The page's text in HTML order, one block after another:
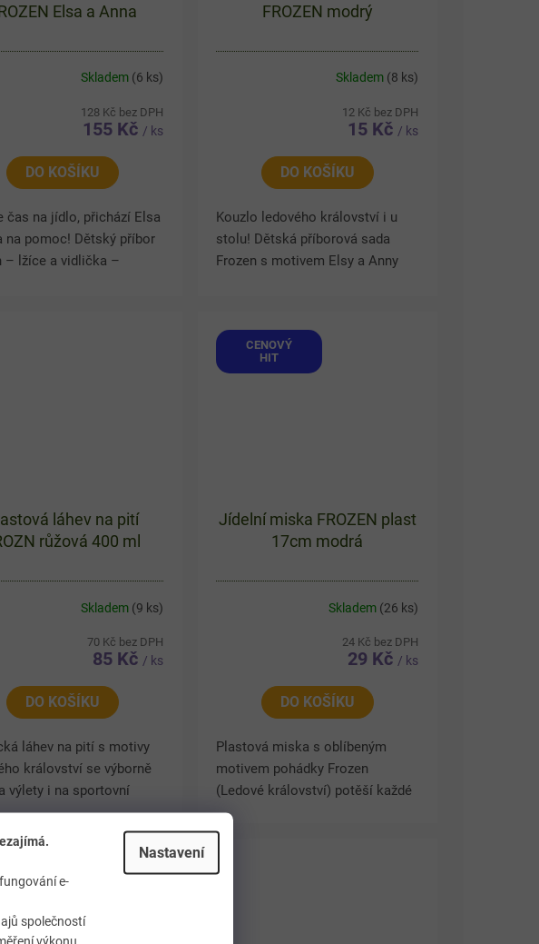
e-
společností
výkonu
Nastavení
Elsa a Anna
Skladem (6 ks)
128 Kč bez DPH
155 Kč / ks
DO KOŠÍKU
čas na jídlo, přichází Elsa
na pomoc! Dětský příbor
– lžíce a vidlička –
FROZEN modrý
Skladem (8 ks)
12 Kč bez DPH
15 Kč / ks
DO KOŠÍKU
Kouzlo ledového království i u
stolu! Dětská příborová sada
Frozen s motivem Elsy a Anny
lžičku a vidličku ideální...
láhev na pití
růžová 400 ml
Skladem (9 ks)
70 Kč bez DPH
85 Kč / ks
DO KOŠÍKU
láhev na pití s motivy
království se výborně
výlety i na sportovní
kde děti musí dodržovat
Lahev je vyrobena z
CENOVÝ
HIT
Jídelní miska FROZEN plast
17cm modrá
Skladem (26 ks)
24 Kč bez DPH
29 Kč / ks
DO KOŠÍKU
Plastová miska s oblíbeným
motivem pohádky Frozen
(Ledové království) potěší každé
dítě a zpříjemní každé stolování.
Díky veselému dětskému designu